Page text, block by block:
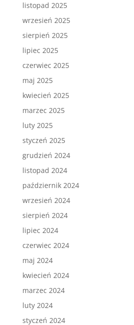
listopad 2025
wrzesień 2025
sierpień 2025
lipiec 2025
czerwiec 2025
maj 2025
kwiecień 2025
marzec 2025
luty 2025
styczeń 2025
grudzień 2024
listopad 2024
październik 2024
wrzesień 2024
sierpień 2024
lipiec 2024
czerwiec 2024
maj 2024
kwiecień 2024
marzec 2024
luty 2024
styczeń 2024